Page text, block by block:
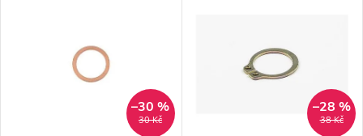
30 Kč
–30 %
38 Kč
–28 %